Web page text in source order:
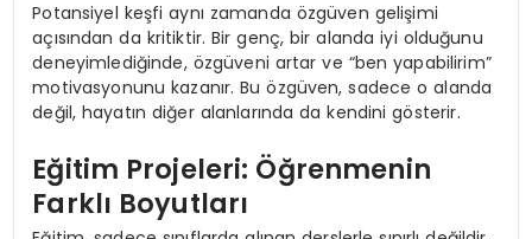
Potansiyel keşfi aynı zamanda özgüven gelişimi
açısından da kritiktir. Bir genç, bir alanda iyi olduğunu
deneyimlediğinde, özgüveni artar ve “ben yapabilirim”
motivasyonunu kazanır. Bu özgüven, sadece o alanda
değil, hayatın diğer alanlarında da kendini gösterir.
Eğitim Projeleri: Öğrenmenin
Farklı Boyutları